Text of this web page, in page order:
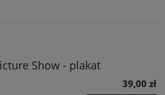
Show - plakat
39,00 zł